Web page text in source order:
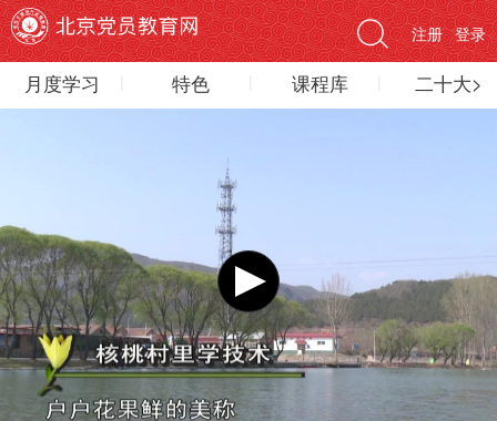
登录
注册
月度学习 特色 课程库 二十大>